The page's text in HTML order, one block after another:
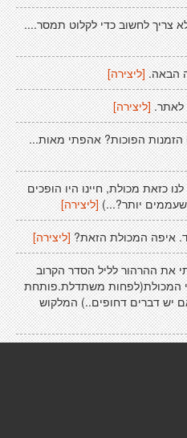
צריך לחשוב כדי לקלוט תמסר....
הבאה. [ליצירה]
לאתר. [ליצירה]
הפוכות? אהפתי מאות...
כזאת מכולת, חיינו היו הופכים
יותר?...) [ליצירה]
איפה המכולת הזאת? [ליצירה]
את ההרהור לליל הסדר הקרוב
המכולת(לפחות משתדלת.פותחת
יש דברים דחופים..) המלקוש